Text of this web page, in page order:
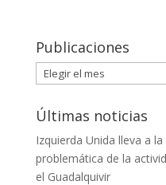
Publicaciones
Publicaciones
Últimas noticias
Izquierda Unida lleva a
problemática de la
el Guadalquivir